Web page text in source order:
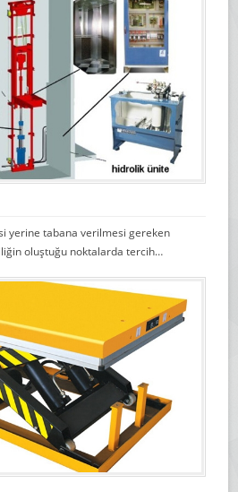
yerine tabana verilmesi gereken
oluştuğu noktalarda tercih…